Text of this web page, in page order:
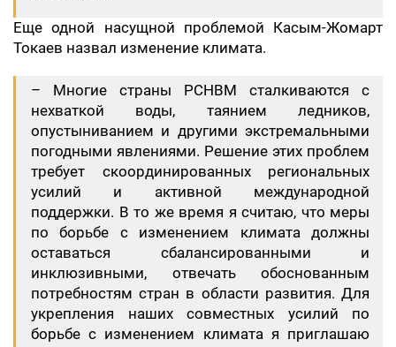
Еще одной насущной проблемой Касым-Жомарт
Токаев назвал изменение климата.
– Многие страны РСНВМ сталкиваются с
нехваткой воды, таянием ледников,
опустыниванием и другими экстремальными
погодными явлениями. Решение этих проблем
требует скоординированных региональных
усилий и активной международной
поддержки. В то же время я считаю, что меры
по борьбе с изменением климата должны
оставаться сбалансированными и
инклюзивными, отвечать обоснованным
потребностям стран в области развития. Для
укрепления наших совместных усилий по
борьбе с изменением климата я приглашаю